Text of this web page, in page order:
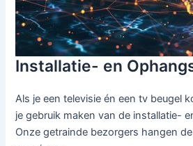
Installatie- en
Als je een televisie én een tv beugel
je gebruik maken van de installatie-
Onze getrainde bezorgers hangen